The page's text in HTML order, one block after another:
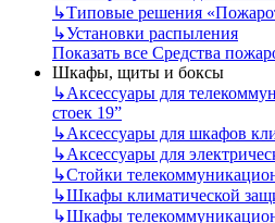
↳Типовые решения
↳Установки распыления
Показать все Средства
Шкафы, щиты и боксы
↳Аксессуары для
стоек 19”
↳Аксессуары для шкафов
↳Аксессуары для
↳Стойки
↳Шкафы климатической
↳Шкафы